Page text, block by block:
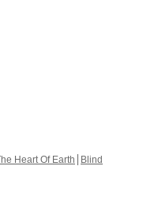
Heart Of Earth
Blind